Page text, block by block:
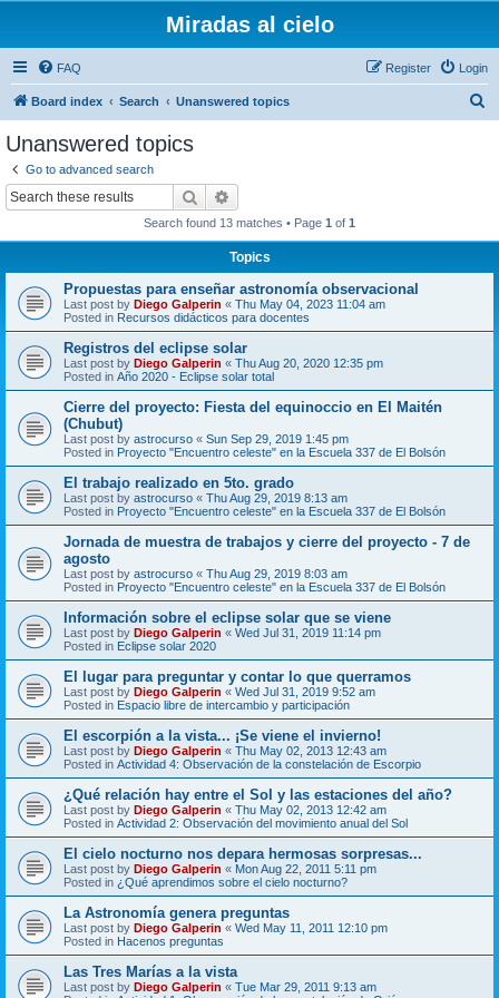
Miradas al cielo
FAQ Login
Register
Board index Search Unanswered topics
Unanswered topics
Go to advanced search
Search
Search found 13 matches • Page 1 of 1
Topics
Propuestas para enseñar astronomía observacional
Last post by Diego Galperin « Thu May 04, 2023 11:04 am
Posted in Recursos didácticos para docentes
Registros del eclipse solar
Last post by Diego Galperin « Thu Aug 20, 2020 12:35 pm
Posted in Año 2020 - Eclipse solar total
Cierre del proyecto: Fiesta del equinoccio en El Maitén
(Chubut)
Last post by astrocurso « Sun Sep 29, 2019 1:45 pm
Posted in Proyecto "Encuentro celeste" en la Escuela 337 de El Bolsón
El trabajo realizado en 5to. grado
Last post by astrocurso « Thu Aug 29, 2019 8:13 am
Posted in Proyecto "Encuentro celeste" en la Escuela 337 de El Bolsón
Jornada de muestra de trabajos y cierre del proyecto - 7 de
agosto
Last post by astrocurso « Thu Aug 29, 2019 8:03 am
Posted in Proyecto "Encuentro celeste" en la Escuela 337 de El Bolsón
Información sobre el eclipse solar que se viene
Last post by Diego Galperin « Wed Jul 31, 2019 11:14 pm
Posted in Eclipse solar 2020
El lugar para preguntar y contar lo que querramos
Last post by Diego Galperin « Wed Jul 31, 2019 9:52 am
Posted in Espacio libre de intercambio y participación
El escorpión a la vista... ¡Se viene el invierno!
Last post by Diego Galperin « Thu May 02, 2013 12:43 am
Posted in Actividad 4: Observación de la constelación de Escorpio
¿Qué relación hay entre el Sol y las estaciones del año?
Last post by Diego Galperin « Thu May 02, 2013 12:42 am
Posted in Actividad 2: Observación del movimiento anual del Sol
El cielo nocturno nos depara hermosas sorpresas...
Last post by Diego Galperin « Mon Aug 22, 2011 5:11 pm
Posted in ¿Qué aprendimos sobre el cielo nocturno?
La Astronomía genera preguntas
Last post by Diego Galperin « Wed May 11, 2011 12:10 pm
Posted in Hacenos preguntas
Las Tres Marías a la vista
Last post by Diego Galperin « Tue Mar 29, 2011 9:13 am